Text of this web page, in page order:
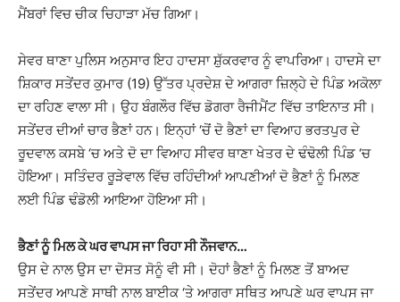
ਮੈਂਬਰਾਂ ਵਿਚ ਚੀਕ ਚਿਹਾੜਾ ਮੱਚ ਗਿਆ।
ਸੇਵਰ ਥਾਣਾ ਪੁਲਿਸ ਅਨੁਸਾਰ ਇਹ ਹਾਦਸਾ ਸ਼ੁੱਕਰਵਾਰ ਨੂੰ ਵਾਪਰਿਆ। ਹਾਦਸੇ ਦਾ
ਸ਼ਿਕਾਰ ਸਤੇਂਦਰ ਕੁਮਾਰ (19) ਉੱਤਰ ਪ੍ਰਦੇਸ਼ ਦੇ ਆਗਰਾ ਜ਼ਿਲ੍ਹੇ ਦੇ ਪਿੰਡ ਅਕੋਲਾ
ਦਾ ਰਹਿਣ ਵਾਲਾ ਸੀ। ਉਹ ਬੰਗਲੌਰ ਵਿੱਚ ਡੋਗਰਾ ਰੈਜੀਮੈਂਟ ਵਿੱਚ ਤਾਇਨਾਤ ਸੀ।
ਸਤੇਂਦਰ ਦੀਆਂ ਚਾਰ ਭੈਣਾਂ ਹਨ। ਇਨ੍ਹਾਂ ‘ਚੋਂ ਦੋ ਭੈਣਾਂ ਦਾ ਵਿਆਹ ਭਰਤਪੁਰ ਦੇ
ਰੂਦਵਾਲ ਕਸਬੇ ‘ਚ ਅਤੇ ਦੋ ਦਾ ਵਿਆਹ ਸੀਵਰ ਥਾਣਾ ਖੇਤਰ ਦੇ ਢੰਢੋਲੀ ਪਿੰਡ ‘ਚ
ਹੋਇਆ। ਸਤਿੰਦਰ ਰੂੜੇਵਾਲ ਵਿੱਚ ਰਹਿੰਦੀਆਂ ਆਪਣੀਆਂ ਦੋ ਭੈਣਾਂ ਨੂੰ ਮਿਲਣ
ਲਈ ਪਿੰਡ ਢੰਡੋਲੀ ਆਇਆ ਹੋਇਆ ਸੀ।
ਭੈਣਾਂ ਨੂੰ ਮਿਲ ਕੇ ਘਰ ਵਾਪਸ ਜਾ ਰਿਹਾ ਸੀ ਨੌਜਵਾਨ…
ਉਸ ਦੇ ਨਾਲ ਉਸ ਦਾ ਦੋਸਤ ਸੋਨੂੰ ਵੀ ਸੀ। ਦੋਹਾਂ ਭੈਣਾਂ ਨੂੰ ਮਿਲਣ ਤੋਂ ਬਾਅਦ
ਸਤੇਂਦਰ ਆਪਣੇ ਸਾਥੀ ਨਾਲ ਬਾਈਕ ‘ਤੇ ਆਗਰਾ ਸਥਿਤ ਆਪਣੇ ਘਰ ਵਾਪਸ ਜਾ